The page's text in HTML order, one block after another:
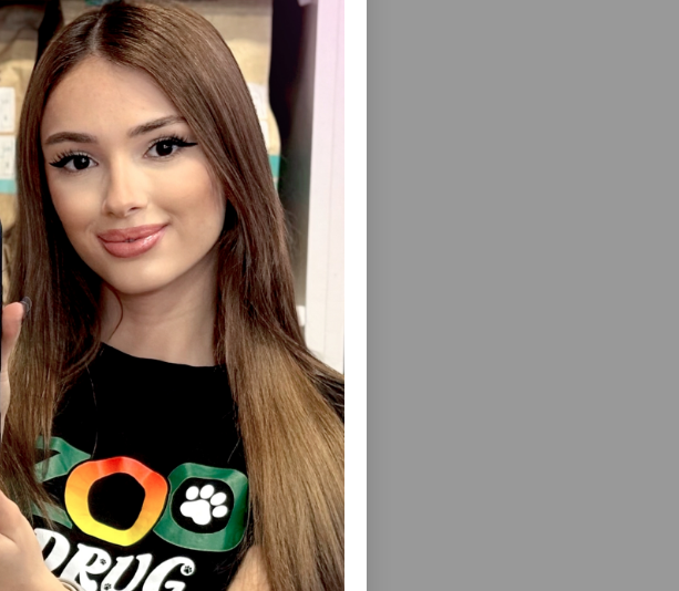
Hamısını Gör
SMARTBONES CHICKEN WRAPPED
STICKS — DƏRISIZ HAZIRLANMIŞ,
SAĞLAM VƏ DADLI ÇEYNƏMƏ
ƏTI ILƏ ITLƏR ÜÇÜN IŞTAHAAÇAN ƏTLI
KUBIKLƏR GÜNDƏLIK MÜKAFATLANDIRMA